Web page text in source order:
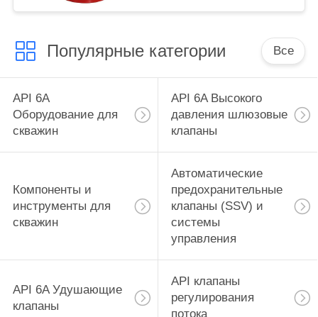
Популярные категории Все
API 6A
Оборудование для
скважин
API 6A Высокого
давления шлюзовые
клапаны
Компоненты и
инструменты для
скважин
Автоматические
предохранительные
клапаны (SSV) и
системы
управления
API 6A Удушающие
клапаны
API клапаны
регулирования
потока